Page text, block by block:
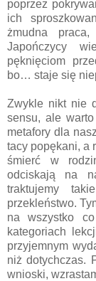
poprzez
ich
żmudna
Japończycy
pęknięciom
bo… staje się
Zwykle nikt nie
sensu, ale
metafory dla
tacy popękani, a
śmierć w
odciskają na
traktujemy
przekleństwo.
na wszystko
kategoriach
przyjemnym
niż dotychczas.
wnioski,